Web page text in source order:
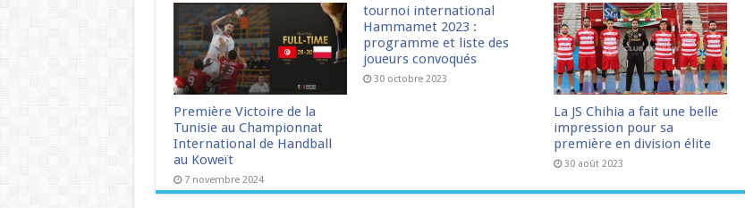
Première Victoire de la
Tunisie au Championnat
International de Handball
au Koweït
7 novembre 2024
tournoi international
Hammamet 2023 :
programme et liste des
joueurs convoqués
30 octobre 2023
La JS Chihia a fait une belle
impression pour sa
première en division élite
30 août 2023